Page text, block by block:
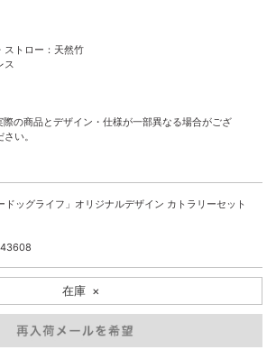
ストロー：天然竹
ス
の商品とデザイン・仕様が一部異なる場合がござ
い。
ドッグライフ」オリジナルデザイン カトラリーセット
在庫 ×